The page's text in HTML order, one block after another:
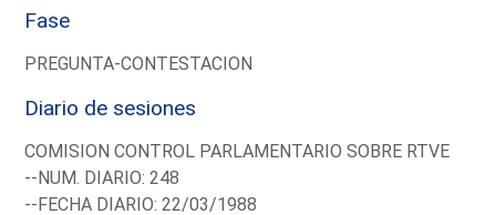
Fase
PREGUNTA-CONTESTACION
Diario de sesiones
COMISION CONTROL PARLAMENTARIO SOBRE RTVE
--NUM. DIARIO: 248
--FECHA DIARIO: 22/03/1988